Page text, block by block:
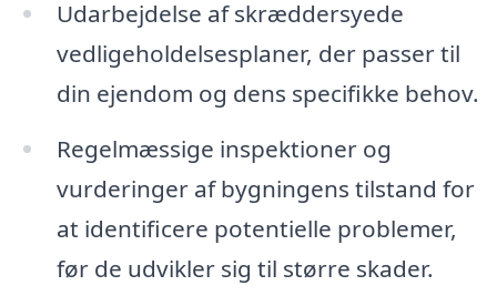
Udarbejdelse af skræddersyede
vedligeholdelsesplaner, der passer til
din ejendom og dens specifikke behov.
Regelmæssige inspektioner og
vurderinger af bygningens tilstand for
at identificere potentielle problemer,
før de udvikler sig til større skader.